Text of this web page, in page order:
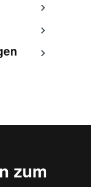
zum